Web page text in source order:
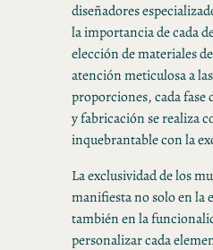
diseñadores
la importancia de cada
elección de materiales
atención meticulosa a
proporciones, cada fase
y fabricación se realiza
inquebrantable con la
La exclusividad de los
manifiesta no solo en la
también en la
personalizar cada